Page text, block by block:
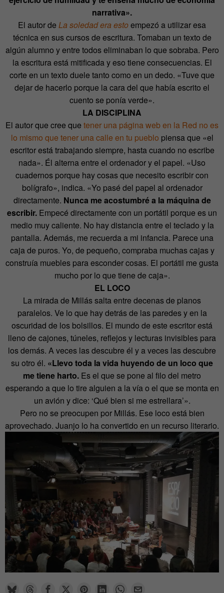
narrativa».
El autor de La soledad era estoempezó a utilizar esa
técnica en sus cursos de escritura. Tomaban un texto de
algún alumno y entre todos eliminaban lo que sobraba. Pero
la escritura está mitificada y eso tiene consecuencias. El
corte en un texto duele tanto como en un dedo. «Tuve que
dejar de hacerlo porque la cara del que había escrito el
cuento se ponía verde».
LA DISCIPLINA
El autor que cree que tener una página web en la Red no es
lo mismo que tener una calle en tu pueblo piensa que «el
escritor está trabajando siempre, hasta cuando no escribe
nada». Él alterna entre el ordenador y el papel. «Uso
cuadernos porque hay cosas que necesito escribir con
bolígrafo», indica. «Yo pasé del papel al ordenador
directamente. Nunca me acostumbré a la máquina de
escribir. Empecé directamente con un portátil porque es un
medio muy caliente. No hay distancia entre el teclado y la
pantalla. Además, me recuerda a mi infancia. Parece una
caja de puros. Yo, de pequeño, compraba muchas cajas y
construía muebles para esconder cosas. El portátil me gusta
mucho por lo que tiene de caja».
EL LOCO
La mirada de Millás salta entre decenas de planos
paralelos. Ve lo que hay detrás de las paredes y en la
oscuridad de los bolsillos. El mundo de este escritor está
lleno de cajones, túneles, reflejos y lecturas invisibles para
los demás. A veces las descubre él y a veces las descubre
su otro él. «Llevo toda la vida huyendo de un loco que
me tiene harto. Es el que se pone al filo del metro
esperando a que lo tire alguien a la vía o el que se monta en
un avión y dice: ‘Qué bien si me estrellara’».
Pero no se preocupen por Millás. Ese loco está bien
aprovechado. Juanjo lo ha convertido en un recurso literario.